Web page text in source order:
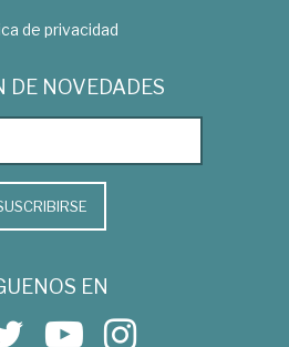
de privacidad
DE NOVEDADES
EN